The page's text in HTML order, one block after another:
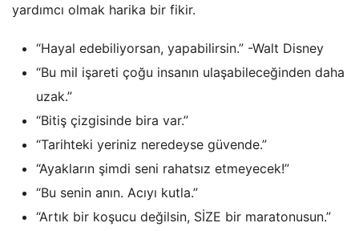
yardımcı olmak harika bir fikir.
“Hayal edebiliyorsan, yapabilirsin.” -Walt Disney
“Bu mil işareti çoğu insanın ulaşabileceğinden daha
uzak.”
“Bitiş çizgisinde bira var.”
“Tarihteki yeriniz neredeyse güvende.”
“Ayakların şimdi seni rahatsız etmeyecek!”
“Bu senin anın. Acıyı kutla.”
“Artık bir koşucu değilsin, SİZE bir maratonusun.”